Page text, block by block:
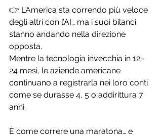
👉 L’America sta correndo più veloce
degli altri con l’AI… ma i suoi bilanci
stanno andando nella direzione
opposta.
Mentre la tecnologia invecchia in 12–
24 mesi, le aziende americane
continuano a registrarla nei loro conti
come se durasse 4, 5 o addirittura 7
anni.
È come correre una maratona… e